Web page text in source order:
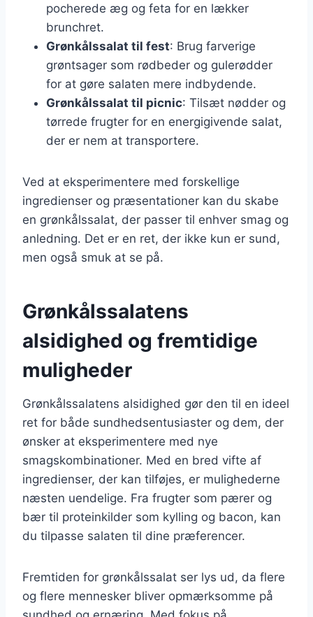
pocherede æg og feta for en lækker
brunchret.
Grønkålssalat til fest: Brug farverige
grøntsager som rødbeder og gulerødder
for at gøre salaten mere indbydende.
Grønkålssalat til picnic: Tilsæt nødder og
tørrede frugter for en energigivende salat,
der er nem at transportere.
Ved at eksperimentere med forskellige
ingredienser og præsentationer kan du skabe
en grønkålssalat, der passer til enhver smag og
anledning. Det er en ret, der ikke kun er sund,
men også smuk at se på.
Grønkålssalatens
alsidighed og fremtidige
muligheder
Grønkålssalatens alsidighed gør den til en ideel
ret for både sundhedsentusiaster og dem, der
ønsker at eksperimentere med nye
smagskombinationer. Med en bred vifte af
ingredienser, der kan tilføjes, er mulighederne
næsten uendelige. Fra frugter som pærer og
bær til proteinkilder som kylling og bacon, kan
du tilpasse salaten til dine præferencer.
Fremtiden for grønkålssalat ser lys ud, da flere
og flere mennesker bliver opmærksomme på